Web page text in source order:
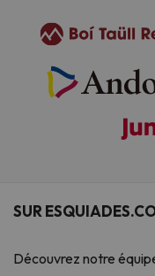
SUR
Découvrez notre